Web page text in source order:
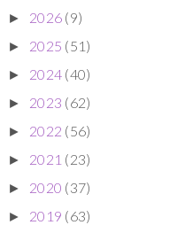
► 2026 (9)
► 2025 (51)
► 2024 (40)
► 2023 (62)
► 2022 (56)
► 2021 (23)
► 2020 (37)
► 2019 (63)